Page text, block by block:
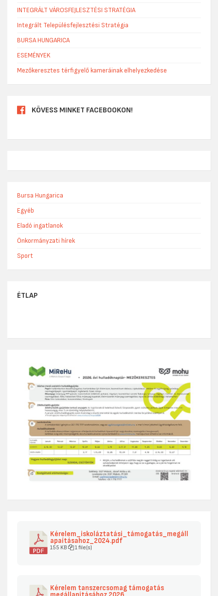
INTEGRÁLT VÁROSFEJLESZTÉSI STRATÉGIA
Integrált Településfejlesztési Stratégia
BURSA HUNGARICA
ESEMÉNYEK
Mezőkeresztes térfigyelő kameráinak elhelyezkedése
KÖVESS MINKET FACEBOOKON!
Bursa Hungarica
Egyéb
Eladó ingatlanok
Önkormányzati hírek
Sport
ÉTLAP
Kérelem_iskoláztatási_támogatás_megáll
apaításahoz_2024.pdf
155 KB 1 file(s)
Kérelem tanszercsomag támogatás